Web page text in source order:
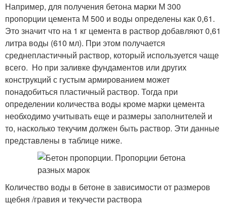
Например, для получения бетона марки М 300
пропорции цемента М 500 и воды определены как 0,61.
Это значит что на 1 кг цемента в раствор добавляют 0,61
литра воды (610 мл). При этом получается
среднепластичный раствор, который используется чаще
всего. Но при заливке фундаментов или других
конструкций с густым армированием может
понадобиться пластичный раствор. Тогда при
определении количества воды кроме марки цемента
необходимо учитывать еще и размеры заполнителей и
то, насколько текучим должен быть раствор. Эти данные
представлены в таблице ниже.
Количество воды в бетоне в зависимости от размеров
щебня /гравия и текучести раствора